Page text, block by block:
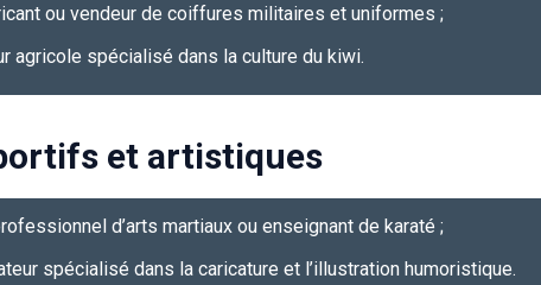
ou vendeur de coiffures militaires et uniformes ;
agricole spécialisé dans la culture du kiwi.
et artistiques
d’arts martiaux ou enseignant de karaté ;
spécialisé dans la caricature et l’illustration humoristique.